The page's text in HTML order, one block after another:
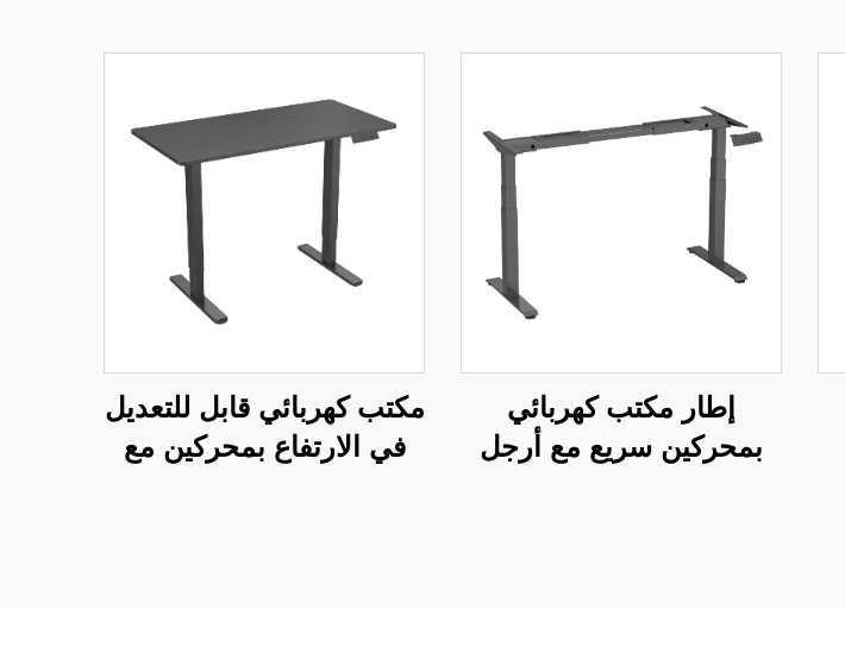
إطار مكتب كهربائي
بمحركين سريع مع أرجل
مكتب كهربائي قابل للتعديل
في الارتفاع بمحركين مع